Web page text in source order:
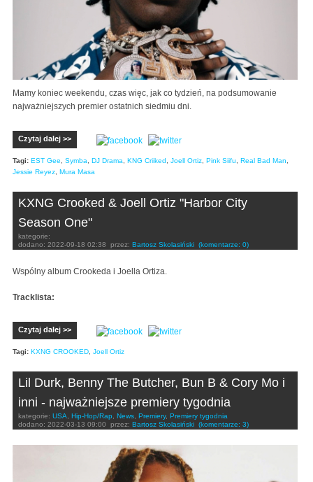
Mamy koniec weekendu, czas więc, jak co tydzień, na podsumowanie
najważniejszych premier ostatnich siedmiu dni.
Czytaj dalej >>
Tagi: EST Gee, Symba, DJ Drama, KNG Criiked, Joell Ortiz, Pink Siifu, Real Bad Man,
Jessie Reyez, Mura Masa
KXNG Crooked & Joell Ortiz "Harbor City
Season One"
kategorie:
dodano: 2022-09-18 02:38 przez: Bartosz Skolasiński (komentarze: 0)
Wspólny album Crookeda i Joella Ortiza.
Tracklista:
Czytaj dalej >>
Tagi: KXNG CROOKED, Joell Ortiz
Lil Durk, Benny The Butcher, Bun B & Cory Mo i
inni - najważniejsze premiery tygodnia
kategorie: USA, Hip-Hop/Rap, News, Premiery, Premiery tygodnia
dodano: 2022-03-13 09:00 przez: Bartosz Skolasiński (komentarze: 3)